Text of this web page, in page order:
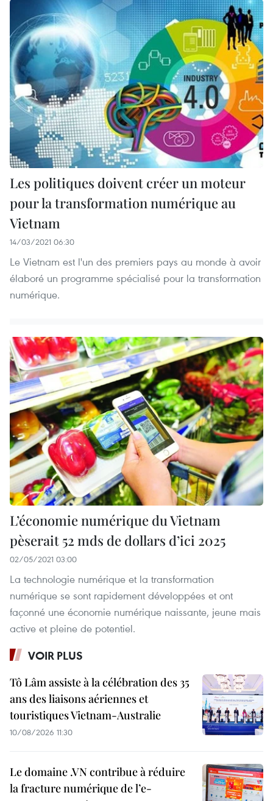
Les politiques doivent créer un moteur
pour la transformation numérique au
Vietnam
14/03/2021 06:30
Le Vietnam est l'un des premiers pays au monde à avoir
élaboré un programme spécialisé pour la transformation
numérique.
L’économie numérique du Vietnam
pèserait 52 mds de dollars d’ici 2025
02/05/2021 03:00
La technologie numérique et la transformation
numérique se sont rapidement développées et ont
façonné une économie numérique naissante, jeune mais
active et pleine de potentiel.
VOIR PLUS
Tô Lâm assiste à la célébration des 35
ans des liaisons aériennes et
touristiques Vietnam-Australie
10/08/2026 11:30
Le domaine .VN contribue à réduire
la fracture numérique de l’e-